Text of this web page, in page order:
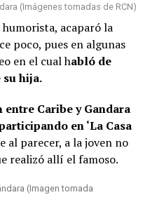
(Imágenes tomadas de RCN)
acaparó la
poco, pues en algunas
en el cual habló de
su hija.
Caribe y Gandara
en ‘La Casa
al parecer, a la joven no
realizó allí el famoso.